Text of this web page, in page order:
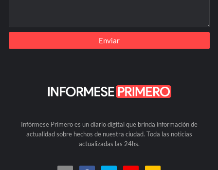
Infórmese Primero es un diario digital que brinda información de
actualidad sobre hechos de nuestra ciudad. Toda las noticias
actualizadas las 24hs.